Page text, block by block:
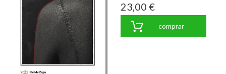
23,00 €
comprar